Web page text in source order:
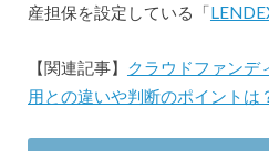
産担保を設定している「
【関連記事】
クラウドファンデ
用との違いや判断のポイントは